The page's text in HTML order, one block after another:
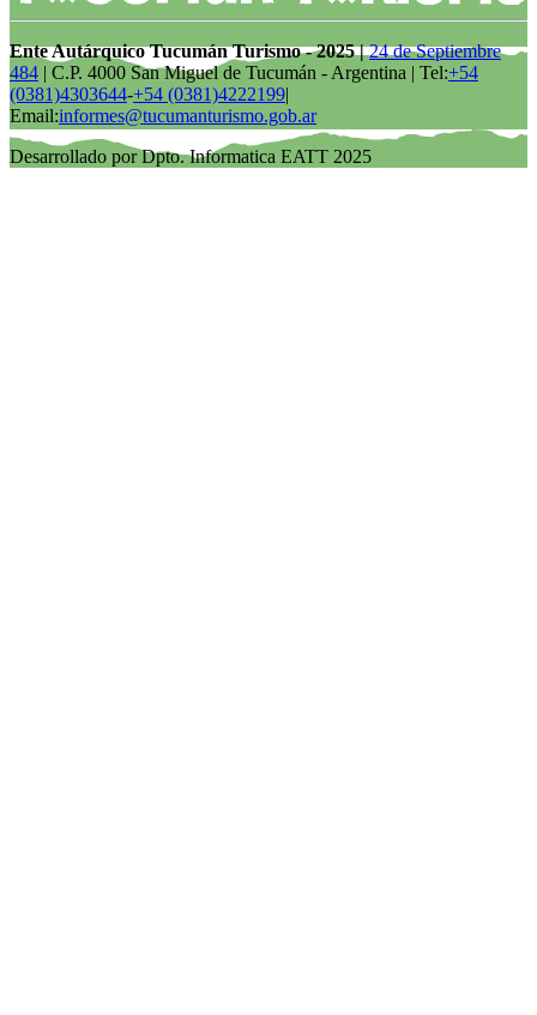
Ente Autárquico Tucumán Turismo - 2025 |24 de Septiembre
484 | C.P. 4000 San Miguel de Tucumán - Argentina | Tel:+54
(0381)4303644-+54 (0381)4222199|
Email:informes@tucumanturismo.gob.ar
Desarrollado por Dpto. Informatica EATT 2025